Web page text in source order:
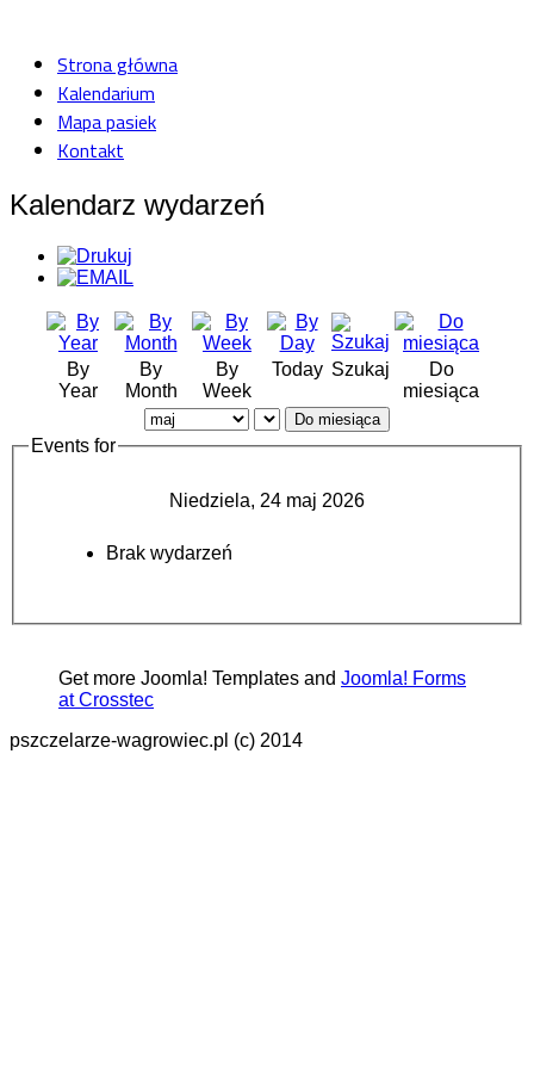
Strona główna
Kalendarium
Mapa pasiek
Kontakt
Kalendarz wydarzeń
By
Year
By
Month
By
Week
Today Szukaj
Do
miesiąca
Do miesiąca
Events for
Niedziela, 24 maj 2026
Brak wydarzeń
Get more Joomla! Templates and Joomla! Forms
at Crosstec
pszczelarze-wagrowiec.pl (c) 2014